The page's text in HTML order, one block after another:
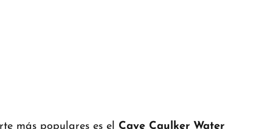
más populares es el Caye Caulker Water